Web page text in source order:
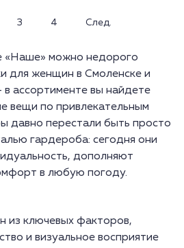
3 4 След.
«Наше» можно недорого
для женщин в Смоленске и
ассортименте вы найдете
вещи по привлекательным
давно перестали быть просто
гардероба: сегодня они
дополняют
в любую погоду.
из ключевых факторов,
и визуальное восприятие